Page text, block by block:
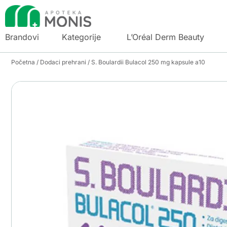
Brandovi Kategorije L’Oréal Derm Beauty
Početna / Dodaci prehrani / S. Boulardii Bulacol 250 mg kapsule a10